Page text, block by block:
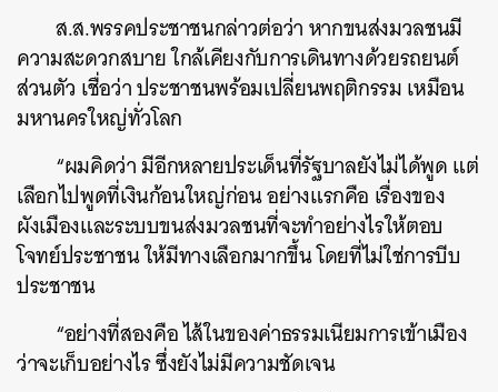
ส.ส.พรรคประชาชนกล่าวต่อว่า หากขนส่งมวลชนมี
ความสะดวกสบาย ใกล้เคียงกับการเดินทางด้วยรถยนต์
ส่วนตัว เชื่อว่า ประชาชนพร้อมเปลี่ยนพฤติกรรม เหมือน
มหานครใหญ่ทั่วโลก
“ผมคิดว่า มีอีกหลายประเด็นที่รัฐบาลยังไม่ได้พูด แต่
เลือกไปพูดที่เงินก้อนใหญ่ก่อน อย่างแรกคือ เรื่องของ
ผังเมืองและระบบขนส่งมวลชนที่จะทำอย่างไรให้ตอบ
โจทย์ประชาชน ให้มีทางเลือกมากขึ้น โดยที่ไม่ใช่การบีบ
ประชาชน
“อย่างที่สองคือ ไส้ในของค่าธรรมเนียมการเข้าเมือง
ว่าจะเก็บอย่างไร ซึ่งยังไม่มีความชัดเจน